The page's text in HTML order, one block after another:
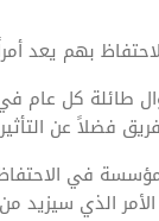
بهم يعد
طائلة كل عام
فضلاً عن
في
الذي سيزيد